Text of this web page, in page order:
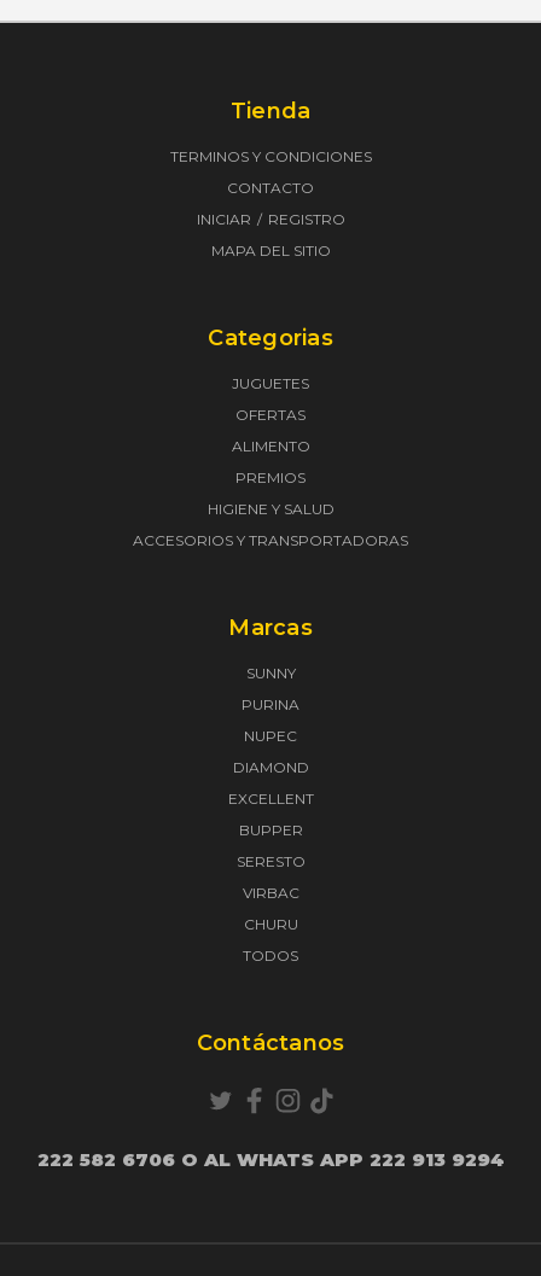
Tienda
TERMINOS Y CONDICIONES
CONTACTO
INICIAR
REGISTRO
MAPA DEL SITIO
Categorias
JUGUETES
OFERTAS
ALIMENTO
PREMIOS
HIGIENE Y SALUD
ACCESORIOS Y TRANSPORTADORAS
Marcas
SUNNY
PURINA
NUPEC
DIAMOND
EXCELLENT
BUPPER
SERESTO
VIRBAC
CHURU
TODOS
Contáctanos
222 582 6706 O AL WHATS APP 222 913 9294